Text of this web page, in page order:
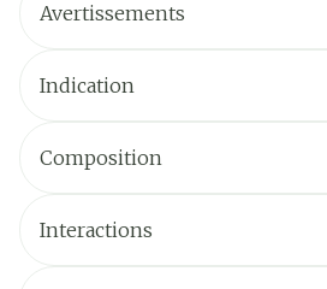
Avertissements
Indication
Composition
Interactions